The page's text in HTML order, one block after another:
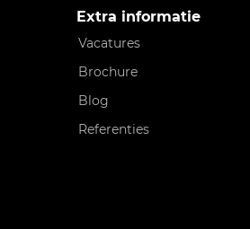
Extra informatie
Vacatures
Brochure
Blog
Referenties